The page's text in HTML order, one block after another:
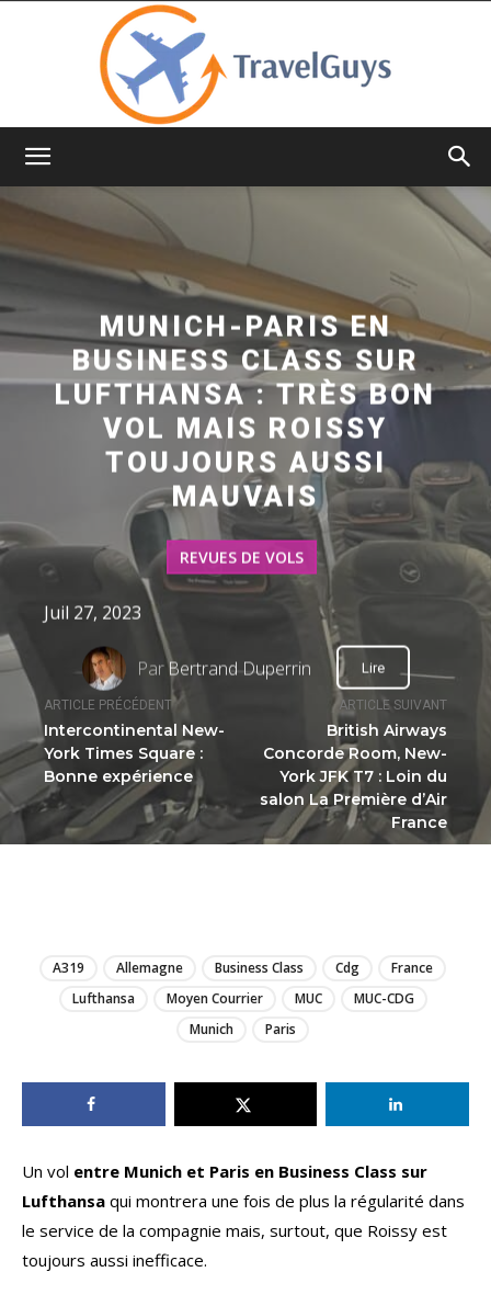
ARTICLE PRÉCÉDENT
Intercontinental New-
York Times Square :
Bonne expérience
ARTICLE SUIVANT
British Airways
Concorde Room, New-
York JFK T7 : Loin du
salon La Première d’Air
France
MUNICH-PARIS EN
BUSINESS CLASS SUR
LUFTHANSA : TRÈS BON
VOL MAIS ROISSY
TOUJOURS AUSSI
MAUVAIS
REVUES DE VOLS
Juil 27, 2023
ParBertrand Duperrin Lire
A319 Allemagne Business Class Cdg
France
Lufthansa
Moyen Courrier MUC
MUC-CDG
Munich
Paris
Un vol entre Munich et Paris en Business Class sur
Lufthansa qui montrera une fois de plus la régularité dans
le service de la compagnie mais, surtout, que Roissy est
toujours aussi inefficace.